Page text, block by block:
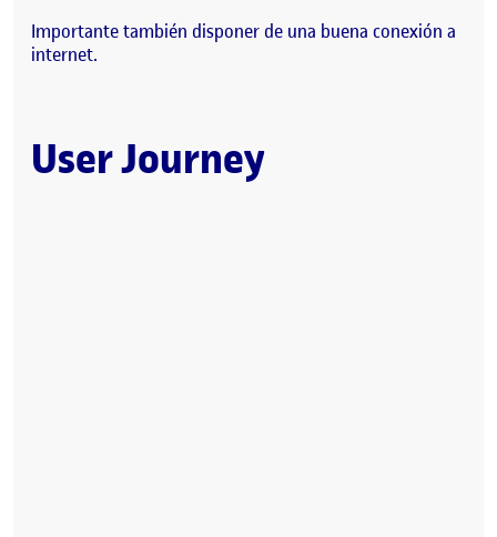
Importante también disponer de una buena conexión a
internet.
User Journey